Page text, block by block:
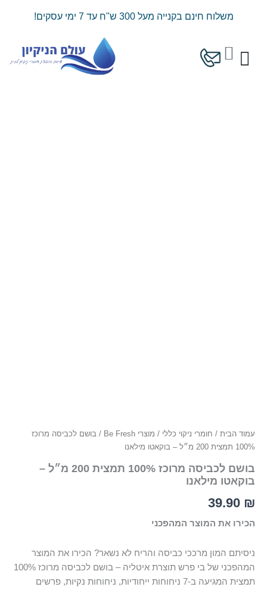
משלוח חינם בקנייה מעל 300 ש"ח עד 7 ימי עסקים!
עגלת
קניות
עמוד הבית / חומרי ניקוי כללי / מוצרי Be Fresh
/ בושם לכביסה מרוכז
100% תמצית 200 מ״ל – בוקאטו מילאנו
בושם לכביסה מרוכז 100% תמצית 200 מ״ל –
בוקאטו מילאנו
39.90 ₪
הכירו את המוצר המהפכני
ניסיתם המון מרככי כביסה והריח לא נשאר? הכירו את המוצר
המהפכני של בי פרש תוצרת איטליה – בושם לכביסה מרוכז 100%
תמצית המגיעה ב-7 ניחוחות ייחודיות, ניחוחות נקיות, פרשים